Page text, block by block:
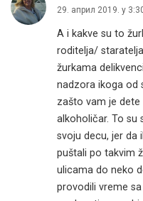
29. април 2019. у
A i kakve su to
roditelja/
žurkama
nadzora ikoga od
zašto vam je
alkoholičar. To su
svoju decu, jer da
puštali po takvim
ulicama do neko
provodili vreme